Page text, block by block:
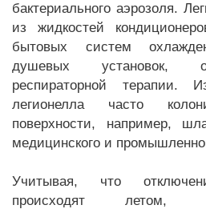
бактериального аэрозоля.
из жидкостей
бытовых систем
душевых установок,
респираторной терапии.
легионелла часто
поверхности, например,
медицинского и
Учитывая, что
происходят летом,